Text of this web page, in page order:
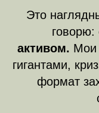
Это
говорю:
активом. Мои
гигантами,
формат